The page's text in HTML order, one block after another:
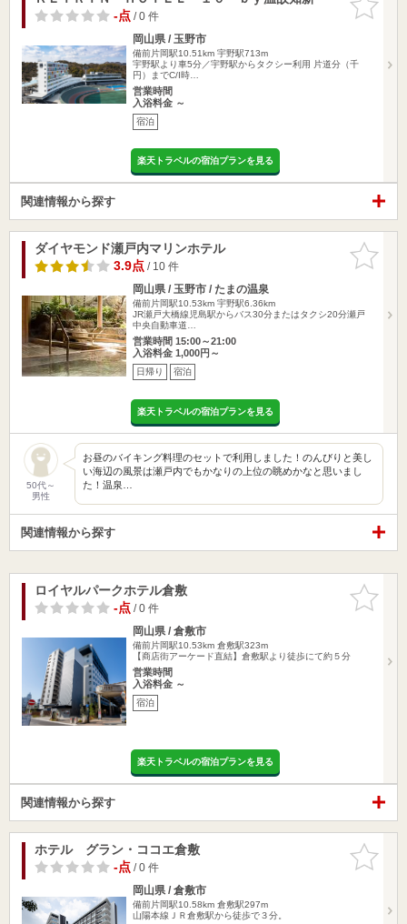
りに追加
-点/ 0 件
岡山県 / 玉野市
備前片岡駅10.51km 宇野駅713m
宇野駅より車5分／宇野駅からタクシー利用 片道分（千
円）までC/I時…
営業時間
入浴料金 ～
宿泊
楽天トラベルの宿泊プランを見る
関連情報から探す
お気に入
りに追加
ダイヤモンド瀬戸内マリンホテル
3.9点/ 10 件
岡山県 / 玉野市 / たまの温泉
備前片岡駅10.53km 宇野駅6.36km
JR瀬戸大橋線児島駅からバス30分またはタクシ20分瀬戸
中央自動車道…
営業時間 15:00～21:00
入浴料金 1,000円～
日帰り 宿泊
楽天トラベルの宿泊プランを見る
50代～
男性
お昼のバイキング料理のセットで利用しました！のんびりと美し
い海辺の風景は瀬戸内でもかなりの上位の眺めかなと思いまし
た！温泉…
関連情報から探す
お気に入
りに追加
ロイヤルパークホテル倉敷
-点/ 0 件
岡山県 / 倉敷市
備前片岡駅10.53km 倉敷駅323m
【商店街アーケード直結】倉敷駅より徒歩にて約５分
営業時間
入浴料金 ～
宿泊
楽天トラベルの宿泊プランを見る
関連情報から探す
お気に入
りに追加
ホテル グラン・ココエ倉敷
-点/ 0 件
岡山県 / 倉敷市
備前片岡駅10.58km 倉敷駅297m
山陽本線ＪＲ倉敷駅から徒歩で３分。